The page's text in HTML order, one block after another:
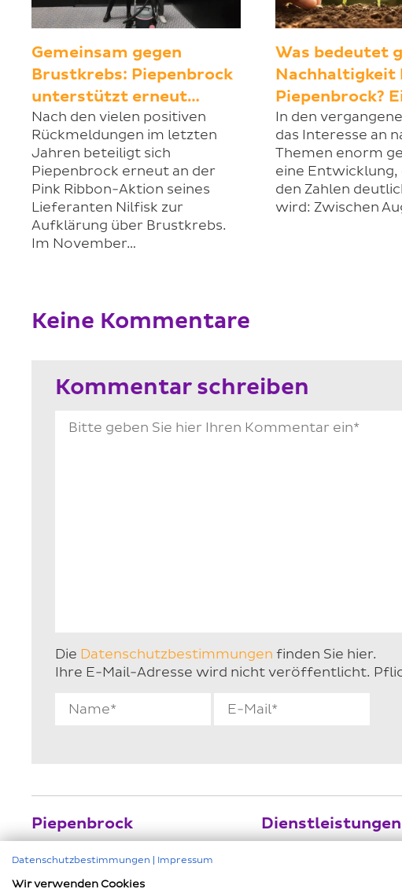
Gemeinsam gegen
Brustkrebs: Piepenbrock
unterstützt erneut…
Nach den vielen positiven
Rückmeldungen im letzten
Jahren beteiligt sich
Piepenbrock erneut an der
Pink Ribbon-Aktion seines
Lieferanten Nilfisk zur
Aufklärung über Brustkrebs.
Im November…
Was bedeutet
Nachhaltigkeit
Piepenbrock?
In den
das Interesse an
Themen enorm
eine Entwicklung,
den Zahlen
wird: Zwischen
Keine Kommentare
Kommentar schreiben
Die Datenschutzbestimmungen finden Sie hier.
Ihre E-Mail-Adresse wird nicht veröffentlicht.
Piepenbrock
Alle Beiträge
Impressum
Dienstleistungen
Datenschutzbestimmungen Impressum
Wir verwenden Cookies